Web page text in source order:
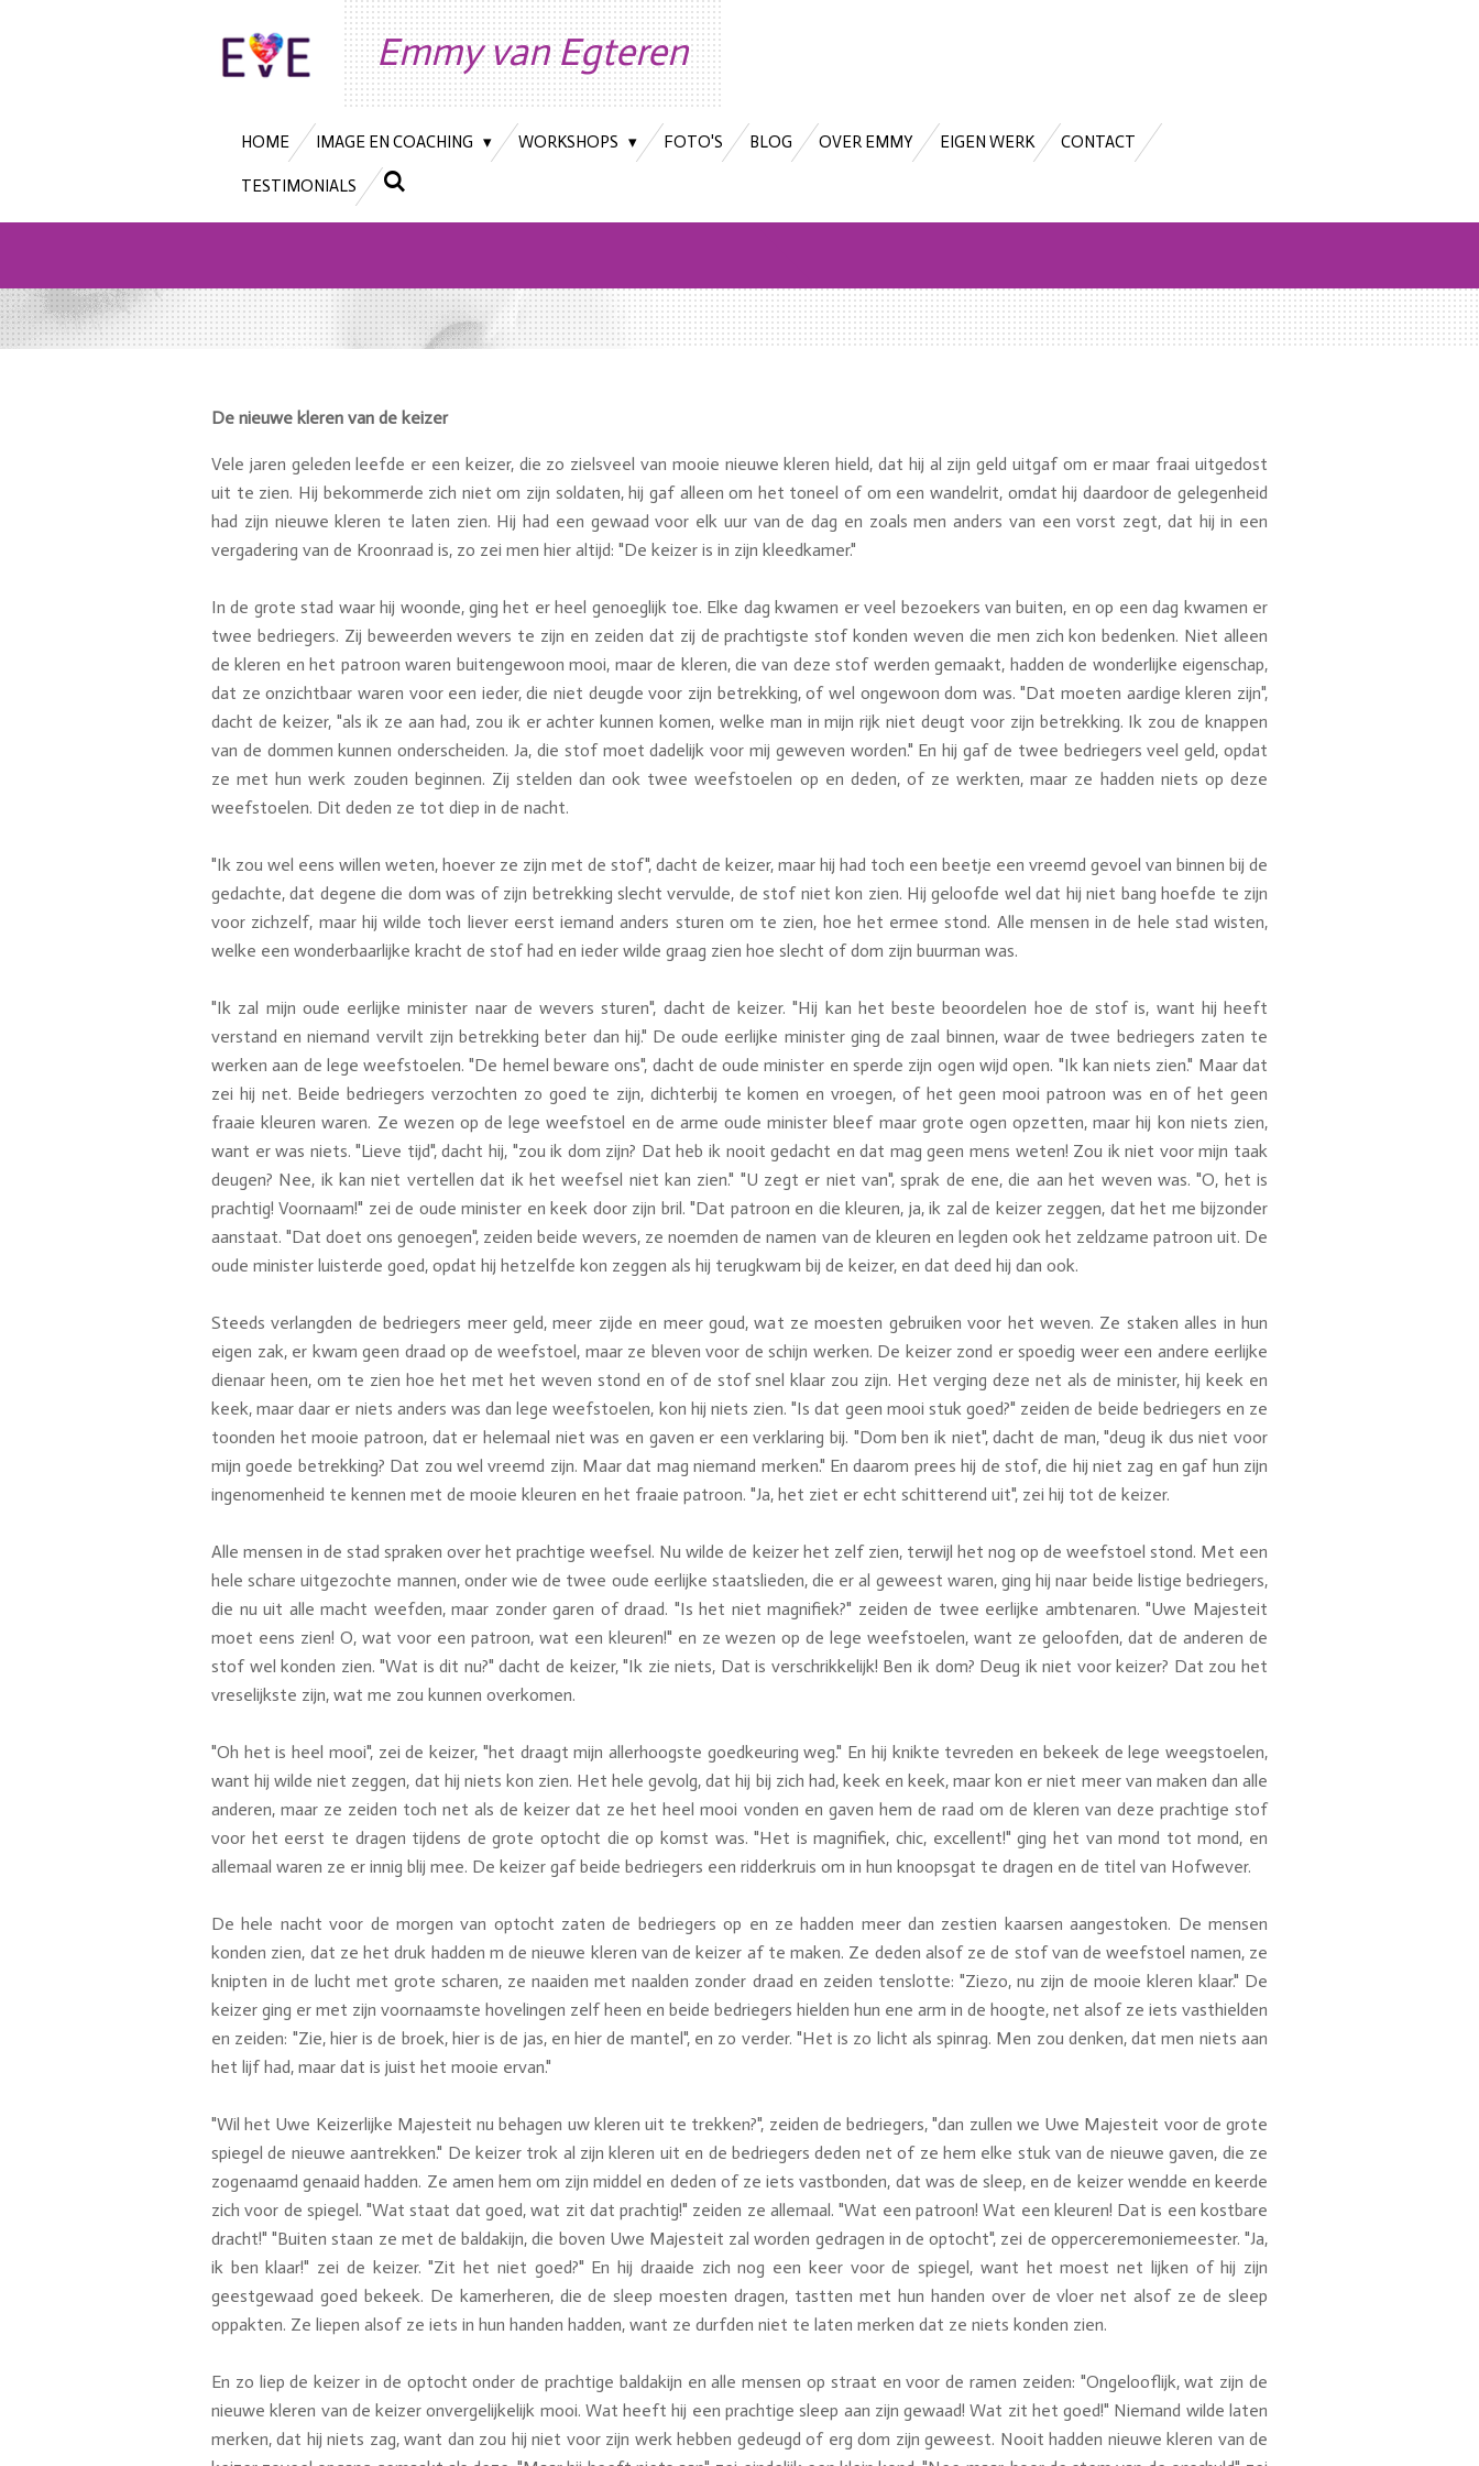
Emmy van Egteren
HOME IMAGE EN COACHING WORKSHOPS FOTO'S BLOG OVER EMMY EIGEN WERK CONTACT
TESTIMONIALS
De nieuwe kleren van de keizer
Vele jaren geleden leefde er een keizer, die zo zielsveel van mooie nieuwe kleren hield, dat hij al zijn geld uitgaf om er maar fraai uitgedost
uit te zien. Hij bekommerde zich niet om zijn soldaten, hij gaf alleen om het toneel of om een wandelrit, omdat hij daardoor de gelegenheid
had zijn nieuwe kleren te laten zien. Hij had een gewaad voor elk uur van de dag en zoals men anders van een vorst zegt, dat hij in een
vergadering van de Kroonraad is, zo zei men hier altijd: "De keizer is in zijn kleedkamer."
In de grote stad waar hij woonde, ging het er heel genoeglijk toe. Elke dag kwamen er veel bezoekers van buiten, en op een dag kwamen er
twee bedriegers. Zij beweerden wevers te zijn en zeiden dat zij de prachtigste stof konden weven die men zich kon bedenken. Niet alleen
de kleren en het patroon waren buitengewoon mooi, maar de kleren, die van deze stof werden gemaakt, hadden de wonderlijke eigenschap,
dat ze onzichtbaar waren voor een ieder, die niet deugde voor zijn betrekking, of wel ongewoon dom was. "Dat moeten aardige kleren zijn",
dacht de keizer, "als ik ze aan had, zou ik er achter kunnen komen, welke man in mijn rijk niet deugt voor zijn betrekking. Ik zou de knappen
van de dommen kunnen onderscheiden. Ja, die stof moet dadelijk voor mij geweven worden." En hij gaf de twee bedriegers veel geld, opdat
ze met hun werk zouden beginnen. Zij stelden dan ook twee weefstoelen op en deden, of ze werkten, maar ze hadden niets op deze
weefstoelen. Dit deden ze tot diep in de nacht.
"Ik zou wel eens willen weten, hoever ze zijn met de stof", dacht de keizer, maar hij had toch een beetje een vreemd gevoel van binnen bij de
gedachte, dat degene die dom was of zijn betrekking slecht vervulde, de stof niet kon zien. Hij geloofde wel dat hij niet bang hoefde te zijn
voor zichzelf, maar hij wilde toch liever eerst iemand anders sturen om te zien, hoe het ermee stond. Alle mensen in de hele stad wisten,
welke een wonderbaarlijke kracht de stof had en ieder wilde graag zien hoe slecht of dom zijn buurman was.
"Ik zal mijn oude eerlijke minister naar de wevers sturen", dacht de keizer. "Hij kan het beste beoordelen hoe de stof is, want hij heeft
verstand en niemand vervilt zijn betrekking beter dan hij." De oude eerlijke minister ging de zaal binnen, waar de twee bedriegers zaten te
werken aan de lege weefstoelen. "De hemel beware ons", dacht de oude minister en sperde zijn ogen wijd open. "Ik kan niets zien." Maar dat
zei hij net. Beide bedriegers verzochten zo goed te zijn, dichterbij te komen en vroegen, of het geen mooi patroon was en of het geen
fraaie kleuren waren. Ze wezen op de lege weefstoel en de arme oude minister bleef maar grote ogen opzetten, maar hij kon niets zien,
want er was niets. "Lieve tijd", dacht hij, "zou ik dom zijn? Dat heb ik nooit gedacht en dat mag geen mens weten! Zou ik niet voor mijn taak
deugen? Nee, ik kan niet vertellen dat ik het weefsel niet kan zien." "U zegt er niet van", sprak de ene, die aan het weven was. "O, het is
prachtig! Voornaam!" zei de oude minister en keek door zijn bril. "Dat patroon en die kleuren, ja, ik zal de keizer zeggen, dat het me bijzonder
aanstaat. "Dat doet ons genoegen", zeiden beide wevers, ze noemden de namen van de kleuren en legden ook het zeldzame patroon uit. De
oude minister luisterde goed, opdat hij hetzelfde kon zeggen als hij terugkwam bij de keizer, en dat deed hij dan ook.
Steeds verlangden de bedriegers meer geld, meer zijde en meer goud, wat ze moesten gebruiken voor het weven. Ze staken alles in hun
eigen zak, er kwam geen draad op de weefstoel, maar ze bleven voor de schijn werken. De keizer zond er spoedig weer een andere eerlijke
dienaar heen, om te zien hoe het met het weven stond en of de stof snel klaar zou zijn. Het verging deze net als de minister, hij keek en
keek, maar daar er niets anders was dan lege weefstoelen, kon hij niets zien. "Is dat geen mooi stuk goed?" zeiden de beide bedriegers en ze
toonden het mooie patroon, dat er helemaal niet was en gaven er een verklaring bij. "Dom ben ik niet", dacht de man, "deug ik dus niet voor
mijn goede betrekking? Dat zou wel vreemd zijn. Maar dat mag niemand merken." En daarom prees hij de stof, die hij niet zag en gaf hun zijn
ingenomenheid te kennen met de mooie kleuren en het fraaie patroon. "Ja, het ziet er echt schitterend uit", zei hij tot de keizer.
Alle mensen in de stad spraken over het prachtige weefsel. Nu wilde de keizer het zelf zien, terwijl het nog op de weefstoel stond. Met een
hele schare uitgezochte mannen, onder wie de twee oude eerlijke staatslieden, die er al geweest waren, ging hij naar beide listige bedriegers,
die nu uit alle macht weefden, maar zonder garen of draad. "Is het niet magnifiek?" zeiden de twee eerlijke ambtenaren. "Uwe Majesteit
moet eens zien! O, wat voor een patroon, wat een kleuren!" en ze wezen op de lege weefstoelen, want ze geloofden, dat de anderen de
stof wel konden zien. "Wat is dit nu?" dacht de keizer, "Ik zie niets, Dat is verschrikkelijk! Ben ik dom? Deug ik niet voor keizer? Dat zou het
vreselijkste zijn, wat me zou kunnen overkomen.
"Oh het is heel mooi", zei de keizer, "het draagt mijn allerhoogste goedkeuring weg." En hij knikte tevreden en bekeek de lege weegstoelen,
want hij wilde niet zeggen, dat hij niets kon zien. Het hele gevolg, dat hij bij zich had, keek en keek, maar kon er niet meer van maken dan alle
anderen, maar ze zeiden toch net als de keizer dat ze het heel mooi vonden en gaven hem de raad om de kleren van deze prachtige stof
voor het eerst te dragen tijdens de grote optocht die op komst was. "Het is magnifiek, chic, excellent!" ging het van mond tot mond, en
allemaal waren ze er innig blij mee. De keizer gaf beide bedriegers een ridderkruis om in hun knoopsgat te dragen en de titel van Hofwever.
De hele nacht voor de morgen van optocht zaten de bedriegers op en ze hadden meer dan zestien kaarsen aangestoken. De mensen
konden zien, dat ze het druk hadden m de nieuwe kleren van de keizer af te maken. Ze deden alsof ze de stof van de weefstoel namen, ze
knipten in de lucht met grote scharen, ze naaiden met naalden zonder draad en zeiden tenslotte: "Ziezo, nu zijn de mooie kleren klaar." De
keizer ging er met zijn voornaamste hovelingen zelf heen en beide bedriegers hielden hun ene arm in de hoogte, net alsof ze iets vasthielden
en zeiden: "Zie, hier is de broek, hier is de jas, en hier de mantel", en zo verder. "Het is zo licht als spinrag. Men zou denken, dat men niets aan
het lijf had, maar dat is juist het mooie ervan."
"Wil het Uwe Keizerlijke Majesteit nu behagen uw kleren uit te trekken?", zeiden de bedriegers, "dan zullen we Uwe Majesteit voor de grote
spiegel de nieuwe aantrekken." De keizer trok al zijn kleren uit en de bedriegers deden net of ze hem elke stuk van de nieuwe gaven, die ze
zogenaamd genaaid hadden. Ze amen hem om zijn middel en deden of ze iets vastbonden, dat was de sleep, en de keizer wendde en keerde
zich voor de spiegel. "Wat staat dat goed, wat zit dat prachtig!" zeiden ze allemaal. "Wat een patroon! Wat een kleuren! Dat is een kostbare
dracht!" "Buiten staan ze met de baldakijn, die boven Uwe Majesteit zal worden gedragen in de optocht", zei de opperceremoniemeester. "Ja,
ik ben klaar!" zei de keizer. "Zit het niet goed?" En hij draaide zich nog een keer voor de spiegel, want het moest net lijken of hij zijn
geestgewaad goed bekeek. De kamerheren, die de sleep moesten dragen, tastten met hun handen over de vloer net alsof ze de sleep
oppakten. Ze liepen alsof ze iets in hun handen hadden, want ze durfden niet te laten merken dat ze niets konden zien.
En zo liep de keizer in de optocht onder de prachtige baldakijn en alle mensen op straat en voor de ramen zeiden: "Ongelooflijk, wat zijn de
nieuwe kleren van de keizer onvergelijkelijk mooi. Wat heeft hij een prachtige sleep aan zijn gewaad! Wat zit het goed!" Niemand wilde laten
merken, dat hij niets zag, want dan zou hij niet voor zijn werk hebben gedeugd of erg dom zijn geweest. Nooit hadden nieuwe kleren van de